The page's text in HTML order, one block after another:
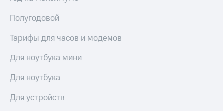
Дивиденды
облигаций
Описание
Уведомление
погашении
Полугодовой
Тарифы для часов и модемов
Для ноутбука мини
Для ноутбука
Для устройств